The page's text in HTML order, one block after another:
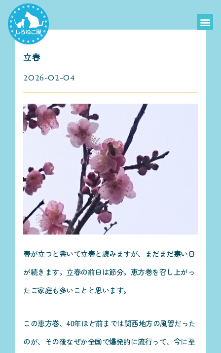
立春
2026-02-04
春が立つと書いて立春と読みますが、まだまだ寒い日
が続きます。立春の前日は節分。恵方巻を召し上がっ
たご家庭も多いことと思います。
この恵方巻、40年ほど前までは関西地方の風習だった
のが、その後なぜか全国で爆発的に流行って、今に至